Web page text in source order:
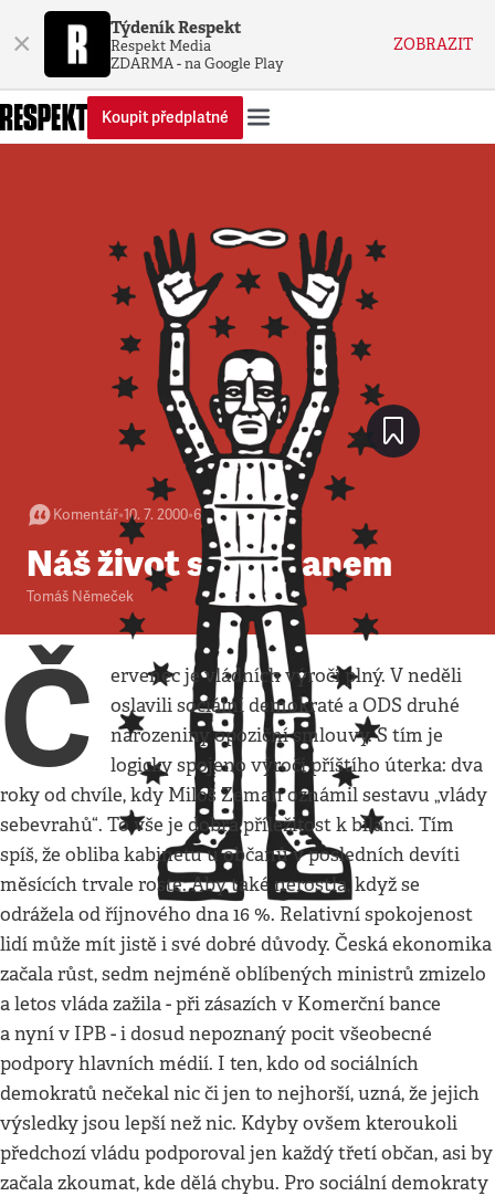
× Týdeník Respekt
Respekt Media
ZDARMA - na Google Play
ZOBRAZIT
Koupit předplatné
Komentář•10. 7. 2000•6 minut
Náš život se Zemanem
Tomáš Němeček
Č
ervenec je vládních výročí plný. V neděli
oslavili sociální demokraté a ODS druhé
narozeniny opoziční smlouvy. S tím je
logicky spojeno výročí příštího úterka: dva
roky od chvíle, kdy Miloš Zeman oznámil sestavu „vlády
sebevrahů“. To vše je dobrá příležitost k bilanci. Tím
spíš, že obliba kabinetu u občanů v posledních devíti
měsících trvale roste. Aby také nerostla, když se
odrážela od říjnového dna 16 %. Relativní spokojenost
lidí může mít jistě i své dobré důvody. Česká ekonomika
začala růst, sedm nejméně oblíbených ministrů zmizelo
a letos vláda zažila - při zásazích v Komerční bance
a nyní v IPB - i dosud nepoznaný pocit všeobecné
podpory hlavních médií. I ten, kdo od sociálních
demokratů nečekal nic či jen to nejhorší, uzná, že jejich
výsledky jsou lepší než nic. Kdyby ovšem kteroukoli
předchozí vládu podporoval jen každý třetí občan, asi by
začala zkoumat, kde dělá chybu. Pro sociální demokraty